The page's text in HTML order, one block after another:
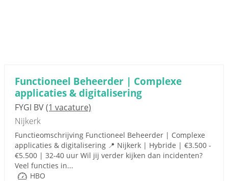
Functioneel Beheerder | Complexe
applicaties & digitalisering
FYGI BV(1 vacature)
Nijkerk
Functieomschrijving Functioneel Beheerder | Complexe
applicaties & digitalisering 📍 Nijkerk | Hybride | €3.500 -
€5.500 | 32-40 uur Wil jij verder kijken dan incidenten?
Veel functies in...
HBO